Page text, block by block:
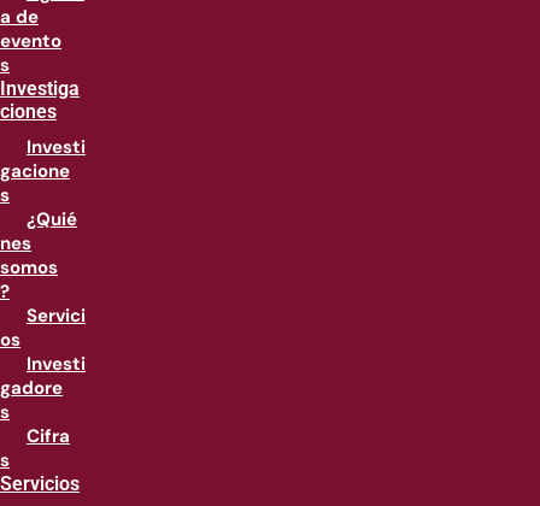
a de
evento
s
Investiga
ciones
Investi
gacione
s
¿Quié
nes
somos
?
Servici
os
Investi
gadore
s
Cifra
s
Servicios